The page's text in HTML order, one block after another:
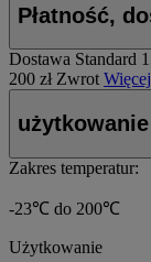
Płatność,
Dostawa Standard
200 zł Zwrot
Zakres temperatur:
-23℃ do 200℃
Użytkowanie